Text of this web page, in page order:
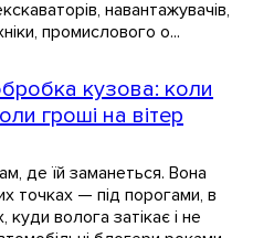
навантажувачів,
промислового о...
кузова: коли
гроші на вітер
де їй заманеться. Вона
точках — під порогами, в
волога затікає і не